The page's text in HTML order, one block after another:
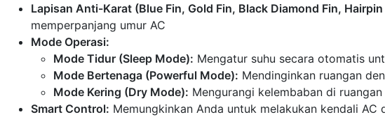
Lapisan Anti-Karat (Blue Fin, Gold Fin, Black Diamond Fin,
memperpanjang umur AC
Mode Operasi:
Mode Tidur (Sleep Mode): Mengatur suhu secara otomatis
Mode Bertenaga (Powerful Mode): Mendinginkan ruangan
Mode Kering (Dry Mode): Mengurangi kelembaban di
Smart Control: Memungkinkan Anda untuk melakukan kendali